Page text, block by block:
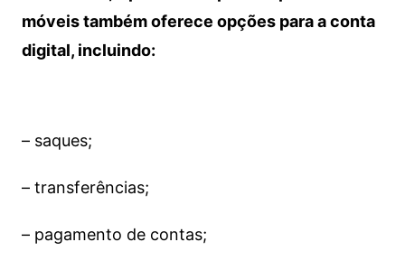
móveis também oferece opções para a conta
digital, incluindo:
– saques;
– transferências;
– pagamento de contas;